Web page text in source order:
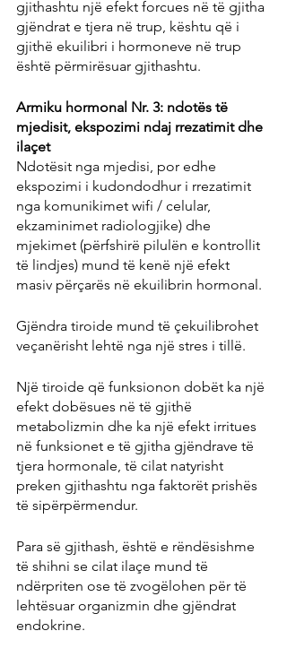
gjithashtu një efekt forcues në të gjitha
gjëndrat e tjera në trup, kështu që i
gjithë ekuilibri i hormoneve në trup
është përmirësuar gjithashtu.
Armiku hormonal Nr. 3: ndotës të
mjedisit, ekspozimi ndaj rrezatimit dhe
ilaçet
Ndotësit nga mjedisi, por edhe
ekspozimi i kudondodhur i rrezatimit
nga komunikimet wifi / celular,
ekzaminimet radiologjike) dhe
mjekimet (përfshirë pilulën e kontrollit
të lindjes) mund të kenë një efekt
masiv përçarës në ekuilibrin hormonal.
Gjëndra tiroide mund të çekuilibrohet
veçanërisht lehtë nga një stres i tillë.
Një tiroide që funksionon dobët ka një
efekt dobësues në të gjithë
metabolizmin dhe ka një efekt irritues
në funksionet e të gjitha gjëndrave të
tjera hormonale, të cilat natyrisht
preken gjithashtu nga faktorët prishës
të sipërpërmendur.
Para së gjithash, është e rëndësishme
të shihni se cilat ilaçe mund të
ndërpriten ose të zvogëlohen për të
lehtësuar organizmin dhe gjëndrat
endokrine.